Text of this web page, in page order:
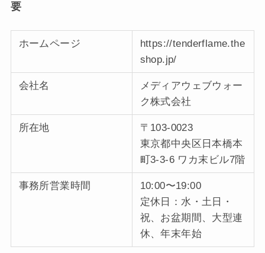
要
ホームページ
https://tenderflame.the
shop.jp/
会社名
メディアウェブウォー
ク株式会社
所在地
〒103-0023
東京都中央区日本橋本
町3-3-6 ワカ末ビル7階
事務所営業時間
10:00〜19:00
定休日：水・土日・
祝、お盆期間、大型連
休、年末年始